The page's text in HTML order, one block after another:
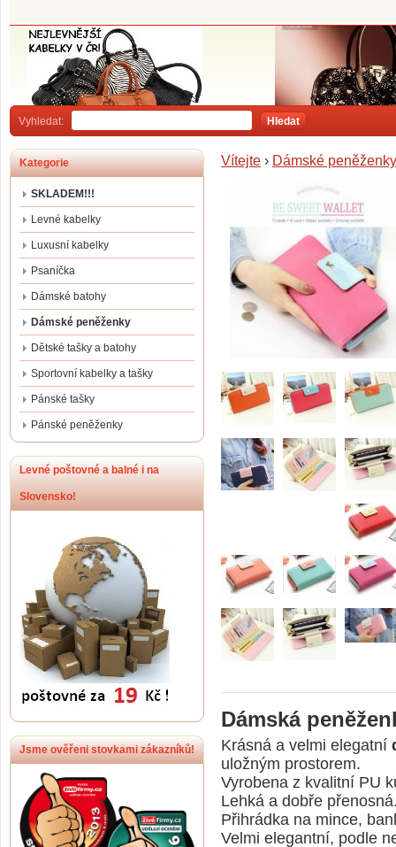
Vyhledat: Hledat
Vítejte › Dámské peněženky
Dámská
Krásná a velmi elegatní
uložným prostorem.
Vyrobena z kvalitní PU
Lehká a dobře
Přihrádka na mince,
Velmi elegantní, podle
Kategorie
SKLADEM!!!
Levné kabelky
Luxusní kabelky
Psaníčka
Dámské batohy
Dámské peněženky
Dětské tašky a batohy
Sportovní kabelky a tašky
Pánské tašky
Pánské peněženky
Levné poštovné a balné i na
Slovensko!
Jsme ověřeni stovkami zákazníků!